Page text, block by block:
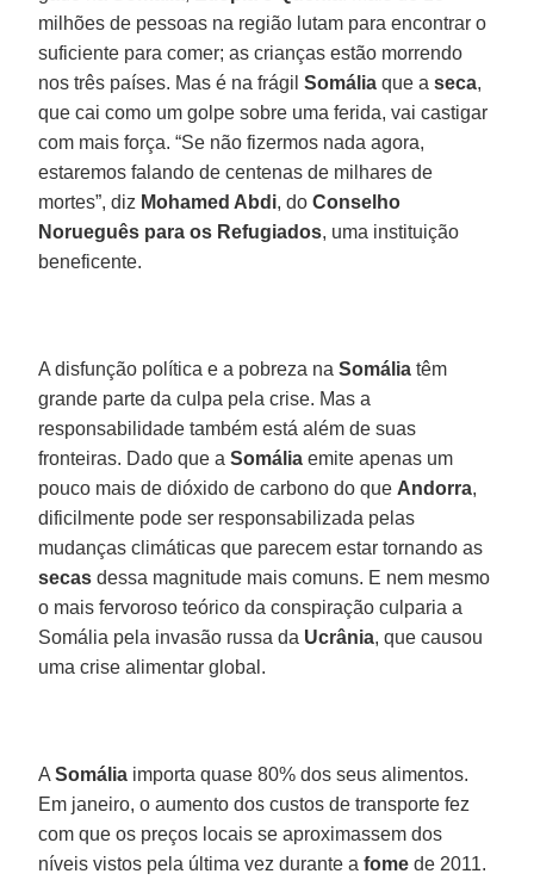
milhões de pessoas na região lutam para encontrar o
suficiente para comer; as crianças estão morrendo
nos três países. Mas é na frágilSomália que aseca,
que cai como um golpe sobre uma ferida, vai castigar
com mais força. “Se não fizermos nada agora,
estaremos falando de centenas de milhares de
mortes”, diz Mohamed Abdi, doConselho
Norueguês para os Refugiados, uma instituição
beneficente.
A disfunção política e a pobreza naSomália têm
grande parte da culpa pela crise. Mas a
responsabilidade também está além de suas
fronteiras. Dado que aSomália emite apenas um
pouco mais de dióxido de carbono do que Andorra,
dificilmente pode ser responsabilizada pelas
mudanças climáticas que parecem estar tornando as
secas dessa magnitude mais comuns. E nem mesmo
o mais fervoroso teórico da conspiração culparia a
Somália pela invasão russa da Ucrânia, que causou
uma crise alimentar global.
ASomália importa quase 80% dos seus alimentos.
Em janeiro, o aumento dos custos de transporte fez
com que os preços locais se aproximassem dos
níveis vistos pela última vez durante afome de 2011.